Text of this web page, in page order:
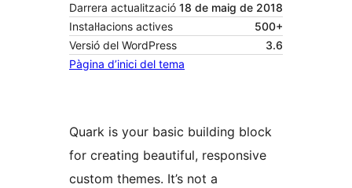
Darrera actualització 18 de maig de 2018
Instal·lacions actives
500+
Versió del WordPress
3.6
Pàgina d’inici del tema
Quark is your basic building block
for creating beautiful, responsive
custom themes. It’s not a